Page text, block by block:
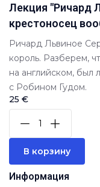
Лекция "Ричард
крестоносец
Ричард Львиное
король. Разберем,
на английском, был
с Робином Гудом.
25 €
В корзину
Информация